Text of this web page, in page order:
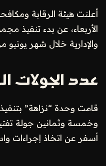
أعلنت هيئة الرقابة
الأربعاء، عن بدء تنفيذ
والإدارية خلال شهر يونيو
عدد الجولات
قامت وحدة “نزاهة”
وخمسة وثمانين جولة
أسفر عن اتخاذ إجراءات